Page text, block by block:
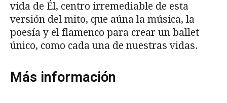
vida de Él, centro irremediable de esta
versión del mito, que aúna la música, la
poesía y el flamenco para crear un ballet
único, como cada una de nuestras vidas.
Más información